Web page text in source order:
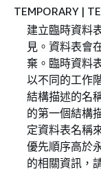
TEMPORARY |
建立臨時資料
見。資料表會
棄。臨時資料
以不同的工作
結構描述的名
的第一個結構
定資料表名稱
優先順序高於
的相關資訊，